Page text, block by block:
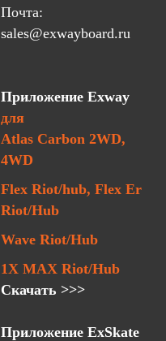
Почта:
sales@exwayboard.ru
Приложение Exway
для
Atlas Carbon 2WD,
4WD
Flex Riot/hub, Flex Er
Riot/Hub
Wave Riot/Hub
1X MAX Riot/Hub
Скачать >>>
Приложение ExSkate